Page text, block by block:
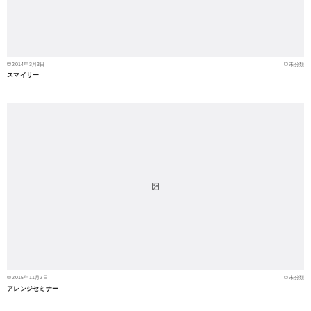
2014年3月3日 未分類
スマイリー
2015年11月2日 未分類
アレンジセミナー